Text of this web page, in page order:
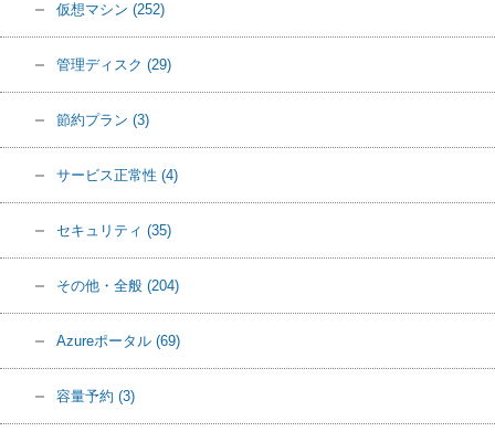
仮想マシン (252)
管理ディスク (29)
節約プラン (3)
サービス正常性 (4)
セキュリティ (35)
その他・全般 (204)
Azureポータル (69)
容量予約 (3)